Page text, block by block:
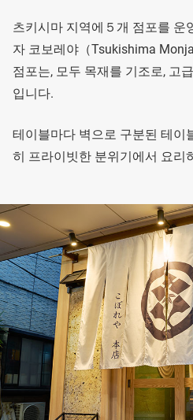
츠키시마 지역에５개 점포를 운
자 코보레야（Tsukishima
점포는, 모두 목재를 기조로, 고
입니다.
테이블마다 벽으로 구분된 테이
히 프라이빗한 분위기에서 요리